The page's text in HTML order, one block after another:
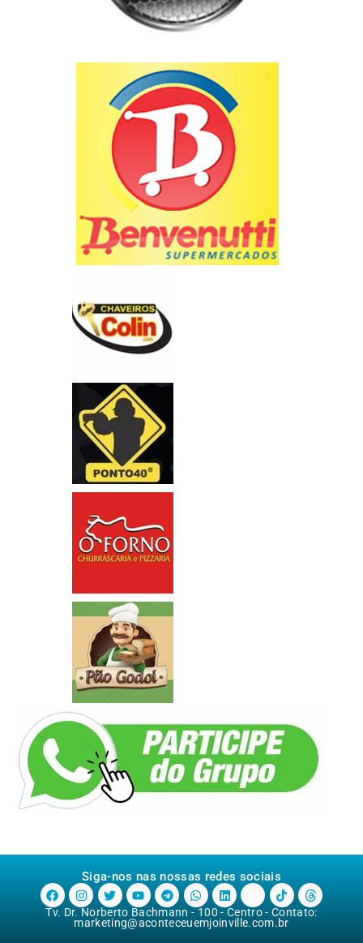
Siga-nos nas nossas redes sociais
Tv. Dr. Norberto Bachmann - 100 - Centro - Contato:
marketing@aconteceuemjoinville.com.br